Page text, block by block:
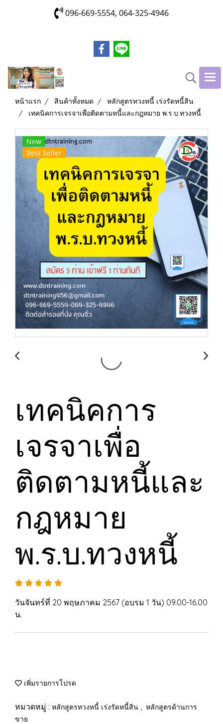
096-669-5554, 064-325-4946
หน้าแรก สินค้าทั้งหมด
หลักสูตรทวงหนี้ เร่งรัดหนี้สิน
เทคนิคการเจรจาเพื่อติดตามหนี้และกฎหมาย พ.ร.บ.ทวงหนี้
New
Best Seller
เทคนิคการ
เจรจาเพื่อ
ติดตามหนี้และ
กฎหมาย
พ.ร.บ.ทวงหนี้
วันจันทร์ที่ 20 พฤษภาคม 2567 (อบรม 1 วัน) 09.00-16.00
น.
เพิ่มรายการโปรด
หมวดหมู่ : หลักสูตรทวงหนี้ เร่งรัดหนี้สิน , หลักสูตรด้านการ
ขาย